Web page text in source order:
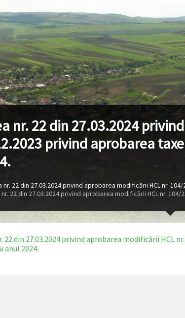
nr. 22 din 27.03.2024
privind aprobarea
nr. 22 din 27.03.2024 privind aprobarea modificării HCL nr.
22 din 27.03.2024 privind aprobarea modificării HCL nr.
22 din 27.03.2024 privind aprobarea modificării HCL
anul 2024.